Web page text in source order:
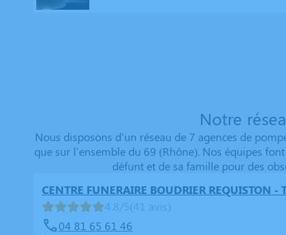
Notre
Nous disposons d'un réseau de 7 agences de
que sur l'ensemble du 69 (Rhône). Nos équipes
défunt et de sa famille pour des
CENTRE FUNERAIRE BOUDRIER REQUISTON
4.8/5(41 avis)
04 81 65 61 46